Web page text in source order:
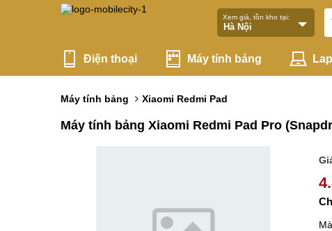
Xem giá, tồn kho tại:
Điện thoại Máy tính bảng
Máy tính bảng Xiaomi Redmi Pad
Máy tính bảng Xiaomi Redmi Pad Pro